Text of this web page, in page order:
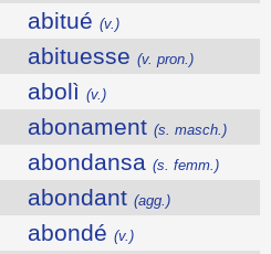
abitué (v.)
abituesse (v. pron.)
abolì (v.)
abonament (s. masch.)
abondansa (s. femm.)
abondant (agg.)
abondé (v.)